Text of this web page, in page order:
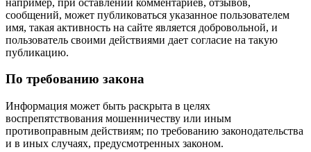
сообщений, может публиковаться указанное пользователем
имя, такая активность на сайте является добровольной, и
пользователь своими действиями дает согласие на такую
публикацию.
По требованию закона
Информация может быть раскрыта в целях
воспрепятствования мошенничеству или иным
противоправным действиям; по требованию законодательства
и в иных случаях, предусмотренных законом.